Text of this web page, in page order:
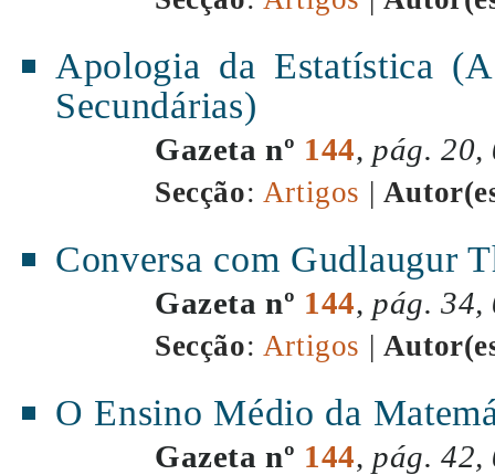
Apologia da Estatística
Secundárias)
Gazeta nº 144, pág. 20,
Secção: Artigos |
Conversa com Gudlaugur
Gazeta nº 144, pág. 34,
Secção: Artigos |
O Ensino Médio da
Gazeta nº 144, pág. 42,